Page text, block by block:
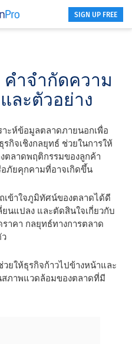
SIGN UP FREE
คําจํากัดความ
ละตัวอย่าง
าะห์ข้อมูลตลาดภายนอกเพื่อ
กิจเชิงกลยุทธ์ ช่วยในการให้
ตลาดพฤติกรรมของลูกค้า
ภัยคุกคามที่อาจเกิดขึ้น
เข้าใจภูมิทัศน์ของตลาดได้ดี
นแปลง และตัดสินใจเกี่ยวกับ
คา กลยุทธ์ทางการตลาด
ยให้ธุรกิจก้าวไปข้างหน้าและ
สภาพแวดล้อมของตลาดที่มี